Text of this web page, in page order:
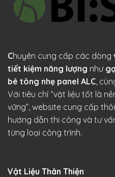
Chuyên cung cấp các dòng
tiết kiệm năng lượng như
bê tông nhẹ panel ALC,
Với tiêu chí “vật liệu tốt là
vững”, website cung cấp
hướng dẫn thi công và tư
từng loại công trình.
Vật Liệu Thân Thiện